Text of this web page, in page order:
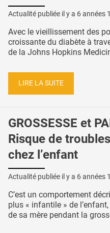
Actualité publiée il y a 6 années
Avec le vieillissement des
croissante du diabète à
de la Johns Hopkins
LIRE LA SUITE
GROSSESSE et
Risque de
chez l’enfant
Actualité publiée il y a 6 années
C’est un comportement
plus « infantile » de
de sa mère pendant la